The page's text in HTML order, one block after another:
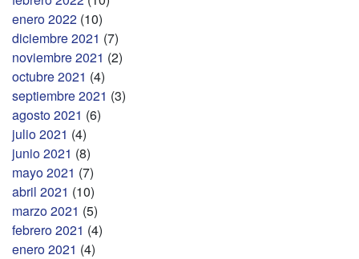
enero 2022 (10)
diciembre 2021 (7)
noviembre 2021 (2)
octubre 2021 (4)
septiembre 2021 (3)
agosto 2021 (6)
julio 2021 (4)
junio 2021 (8)
mayo 2021 (7)
abril 2021 (10)
marzo 2021 (5)
febrero 2021 (4)
enero 2021 (4)